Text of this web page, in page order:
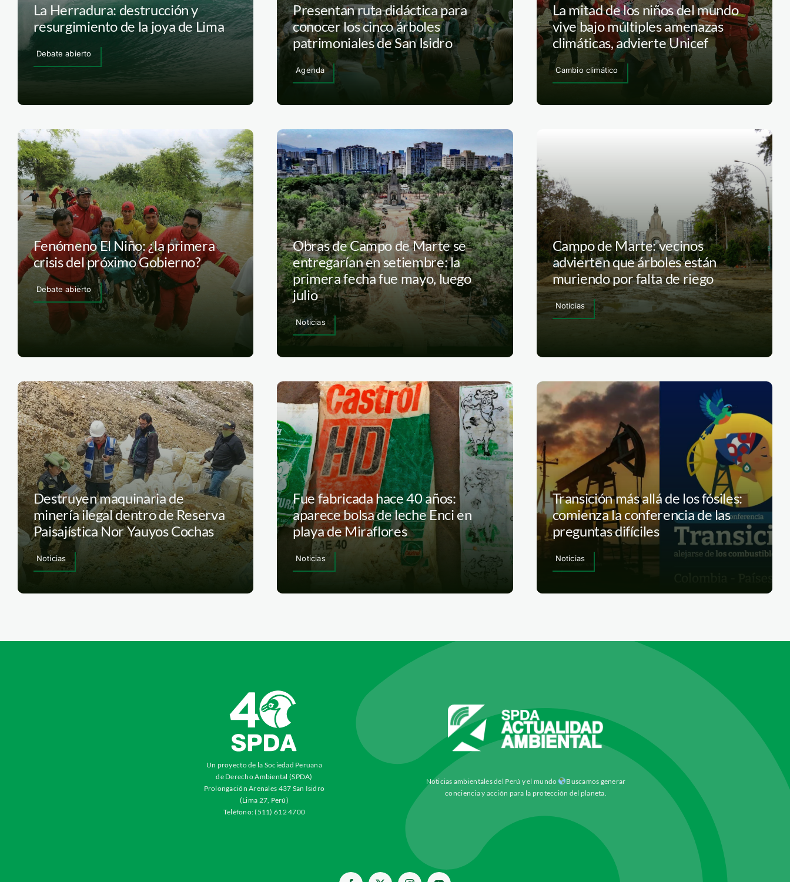
La Herradura: destrucción y
resurgimiento de la joya de Lima
Debate abierto
Presentan ruta didáctica para
conocer los cinco árboles
patrimoniales de San Isidro
Agenda
La mitad de los niños del mundo
vive bajo múltiples amenazas
climáticas, advierte Unicef
Cambio climático
Fenómeno El Niño: ¿la primera
crisis del próximo Gobierno?
Debate abierto
Obras de Campo de Marte se
entregarían en setiembre: la
primera fecha fue mayo, luego
julio
Noticias
Campo de Marte: vecinos
advierten que árboles están
muriendo por falta de riego
Noticias
Destruyen maquinaria de
minería ilegal dentro de Reserva
Paisajística Nor Yauyos Cochas
Noticias
Fue fabricada hace 40 años:
aparece bolsa de leche Enci en
playa de Miraflores
Noticias
Transición más allá de los fósiles:
comienza la conferencia de las
preguntas difíciles
Noticias
Un proyecto de la Sociedad Peruana
de Derecho Ambiental (SPDA)
Prolongación Arenales 437 San Isidro
(Lima 27, Perú)
Teléfono: (511) 612 4700
Noticias ambientales del Perú y el mundo
Buscamos generar
conciencia y acción para la protección del planeta.